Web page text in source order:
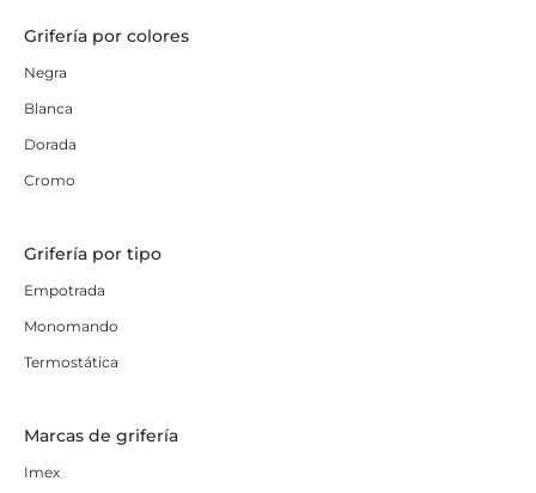
Grifería por colores
Negra
Blanca
Dorada
Cromo
Grifería por tipo
Empotrada
Monomando
Termostática
Marcas de grifería
Imex